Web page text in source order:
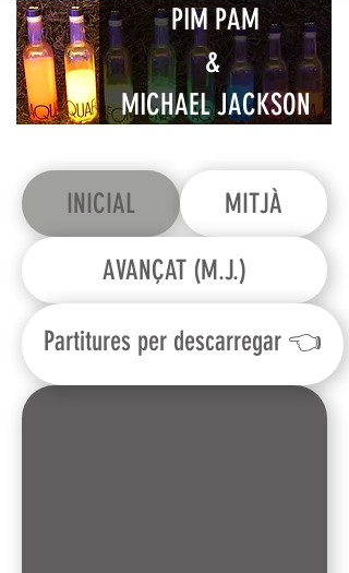
PIM PAM
&
MICHAEL JACKSON
INICIAL MITJÀ
AVANÇAT (M.J.)
Partitures per descarregar 👈